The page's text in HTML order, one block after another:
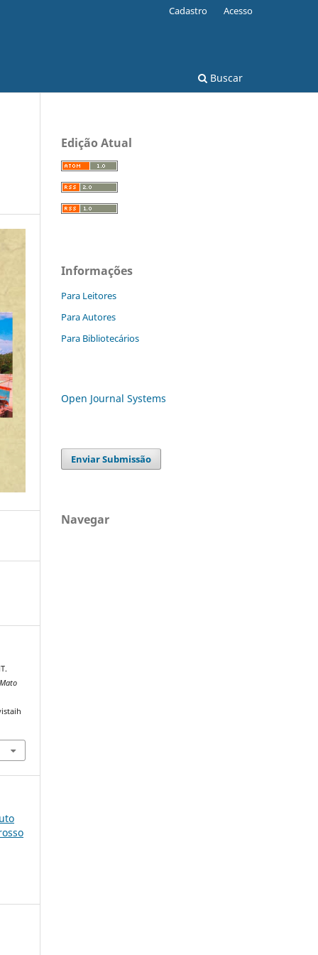
Buscar
Cadastro Acesso
Edição Atual
Informações
Para Leitores
Para Autores
Para Bibliotecários
Open Journal Systems
Enviar Submissão
Navegar